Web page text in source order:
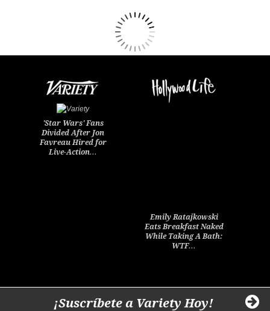
'Star Wars' Fans
Divided After Jon
Favreau Hired for
Live-Action…
Emily Ratajkowski
Eats Breakfast Naked
While Taking A Bath:
WTF…
¡Suscríbete a Variety Hoy!